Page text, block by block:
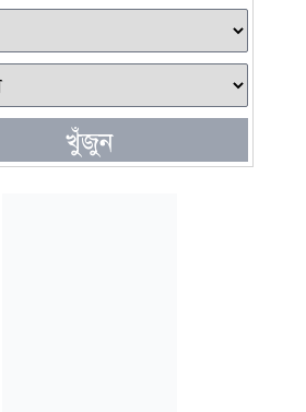
খুঁজুন